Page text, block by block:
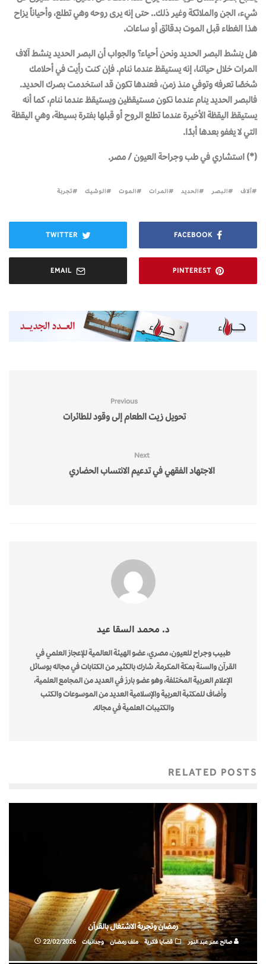
شيء، الجن والملائكة وغير ذلك.. حتى إنه يرى روحه وهي تطلع، وأحياناً يزاح
هذا الغطاء قبل الموت بدقائق أو ساعات.
هل ينشط البصر الحديد ونحن أحياء؟ والجواب أن البصر الحديد ينشط آلاف
المرات خلال حياتنا، إنه يستيقظ عندما ننام. فإن كنت رأيت في أحلامك
شخصًا تعرفه وتوفي منذ زمن، فعندها تكون قد استخدمت بصرك الحديد.
فالبصر الحديد ينام عندما نكون مستيقظين ويستيقظ عندما ننام، كما أنه
يستيقظ اليقظة الأخيرة عندما تطلع الروح أو قبلها بفترة بسيطة، وهي اليقظة
التي لا يغفو بعدها أبدًا.
(
*
) استشاري في طب وجراحة العيون / مصر.
آلاف البصر الحديد المرات الموت الوشيك تجربة
FACEBOOK
TWITTER
PINTEREST
EMAIL
Previous
تحويل زيت الطعام إلى وقود للطائرات
Next
الاجتهاد الفقهي في تدعيم الانتساب الحضاري
د. محمد السقا عيد
طبيب وجراح للعيون، مصري، عضو الهيئة العالمية للإعجاز العلمي في
القرآن والسنة بمكة المكرمة. شارك بالكثير من الكتابات في مجاله بوسائل
الإعلام العربية المختلفة، وهو عضو بارز في العديد من المجامع العلمية،
وأضاف للمكتبة العربية والإسلامية العديد من الموسوعات والكتب
والكتيبات العلمية في مجاله.
RELATED POSTS
رمضان وتجربة الاشتغال بالقرآن
صالح عمر عبد النور قضايا فكرية ملف رمضان وجدانيات 22/02/2026